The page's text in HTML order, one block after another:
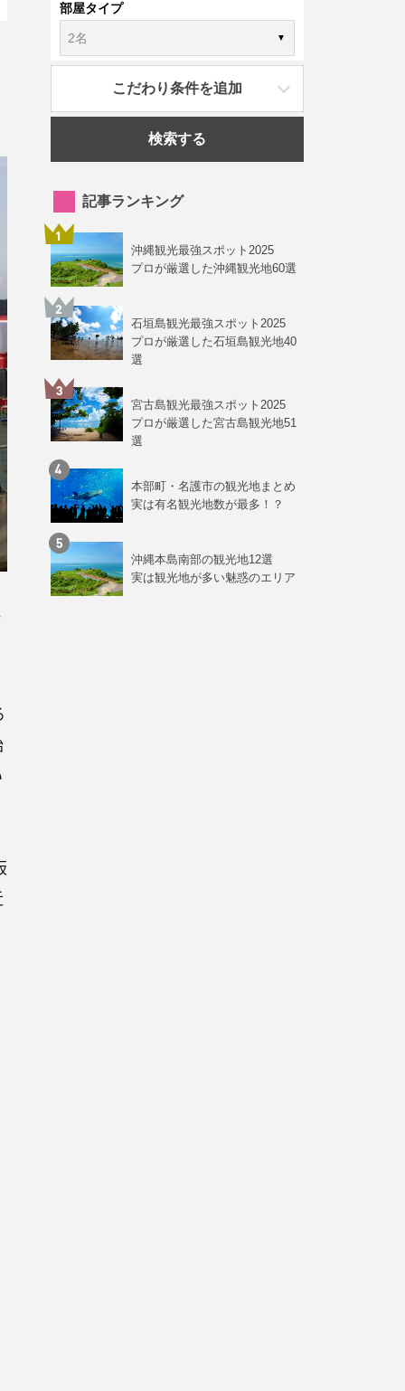
部屋タイプ
こだわり条件を追加
検索する
記事ランキング
沖縄観光最強スポット2025
プロが厳選した沖縄観光地60選
石垣島観光最強スポット2025
プロが厳選した石垣島観光地40
選
宮古島観光最強スポット2025
プロが厳選した宮古島観光地51
選
本部町・名護市の観光地まとめ
実は有名観光地数が最多！？
沖縄本島南部の観光地12選
実は観光地が多い魅惑のエリア